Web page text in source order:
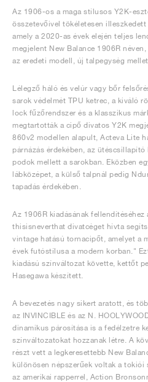
Az 1906-os a maga stílusos Y2K-
összetevőivel tökéletesen illeszkedett
amely a 2020-as évek elején teljes
megjelent New Balance 1906R
az eredeti modell, új talpegység
Lélegző háló és velúr vagy bőr
sarok védelmét TPU ketrec, a kiváló
lock fűzőrendszer és a klasszikus
megtartották a cipő divatos Y2K
860v2 modellen alapult, Acteva Lite
párnázás érdekében, az
podok mellett a sarokban. Eközben
lábközépet, a külső talpnál pedig
tapadás érdekében.
Az 1906R kiadásának fellendítéséhez
thisisneverthat divatcéget hívta
vintage hatású tornacipőt, amelyet a
évek futóstílusa a modern korban."
kiadású színváltozat követte, kettőt
Hasegawa készített.
A bevezetés nagy sikert aratott, és
az INVINCIBLE és az N.
dinamikus párosítása is a fedélzetre
színváltozatokat hozzanak létre. A
részt vett a legkeresettebb New
különösen népszerűek voltak a tokiói
az amerikai rapperrel, Action